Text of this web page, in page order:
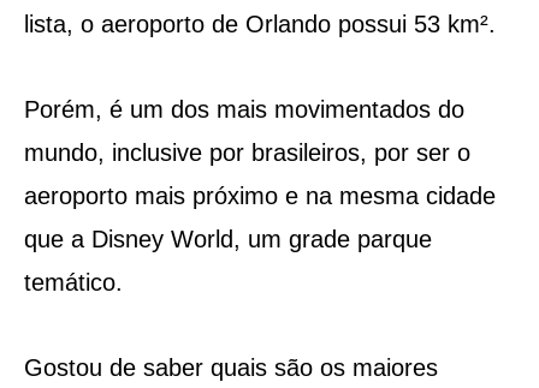
lista, o aeroporto de Orlando possui 53 km².
Porém, é um dos mais movimentados do
mundo, inclusive por brasileiros, por ser o
aeroporto mais próximo e na mesma cidade
que a Disney World, um grade parque
temático.
Gostou de saber quais são os maiores